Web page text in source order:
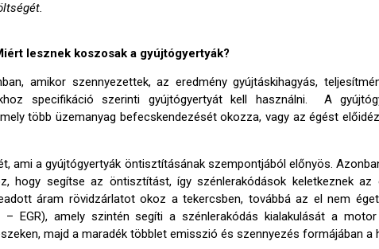
lesznek koszosak a gyújtógyertyák?
amikor szennyezettek, az eredmény gyújtáskihagyás,
specifikáció szerinti gyújtógyertyát kell használni. A
több üzemanyag befecskendezését okozza, vagy az égést
ami a gyújtógyertyák öntisztításának szempontjából előnyös.
segítse az öntisztítást, így szénlerakódások keletkeznek az
áram rövidzárlatot okoz a tekercsben, továbbá az el nem
EGR), amely szintén segíti a szénlerakódás kialakulását a
majd a maradék többlet emisszió és szennyezés formájában a